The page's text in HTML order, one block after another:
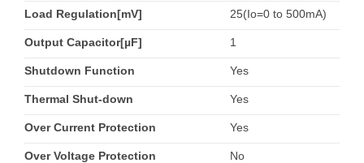
Load Regulation[mV] 25(Io=0 to 500mA)
Output Capacitor[µF] 1
Shutdown Function Yes
Thermal Shut-down Yes
Over Current Protection Yes
Over Voltage Protection No